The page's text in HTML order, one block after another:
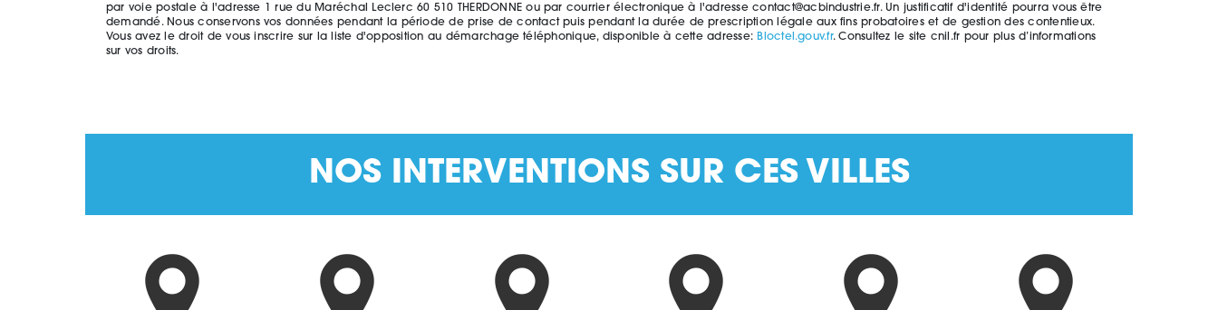
par voie postale à l'adresse 1 rue du Maréchal Leclerc 60 510 THERDONNE ou par courrier électronique à l'adresse contact@acbindustrie.fr. Un justificatif d'identité pourra vous être
demandé. Nous conservons vos données pendant la période de prise de contact puis pendant la durée de prescription légale aux fins probatoires et de gestion des contentieux.
Vous avez le droit de vous inscrire sur la liste d'opposition au démarchage téléphonique, disponible à cette adresse: Bloctel.gouv.fr. Consultez le site cnil.fr pour plus d’informations
sur vos droits.
NOS INTERVENTIONS SUR CES VILLES